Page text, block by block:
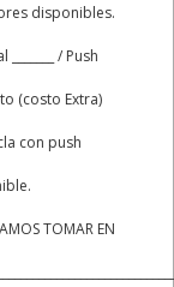
disponibles.
/ Push
(costo Extra)
con push
TOMAR EN